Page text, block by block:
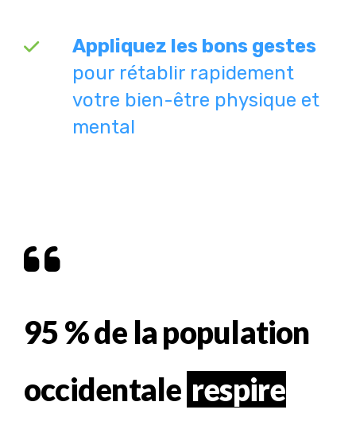
Appliquez les bons gestes
pour rétablir rapidement
votre bien-être physique et
mental
95 % de la population
occidentale respire